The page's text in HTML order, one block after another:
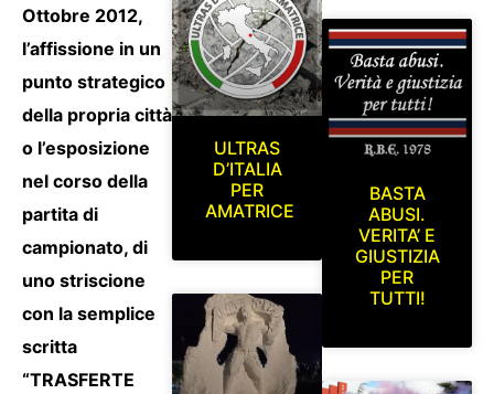
Ottobre 2012,
l’affissione in un
punto strategico
della propria città
o l’esposizione
nel corso della
partita di
campionato, di
uno striscione
con la semplice
scritta
“TRASFERTE
ULTRAS
D’ITALIA
PER
AMATRICE
BASTA
ABUSI.
VERITA’ E
GIUSTIZIA
PER
TUTTI!